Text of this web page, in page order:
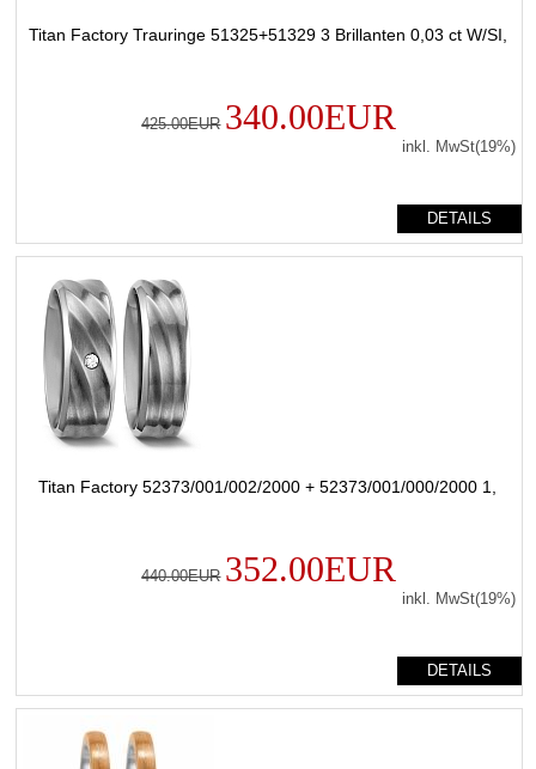
Titan Factory Trauringe 51325+51329 3 Brillanten 0,03 ct W/SI,
425.00EUR 340.00EUR
inkl. MwSt(19%)
DETAILS
Titan Factory 52373/001/002/2000 + 52373/001/000/2000 1,
440.00EUR 352.00EUR
inkl. MwSt(19%)
DETAILS